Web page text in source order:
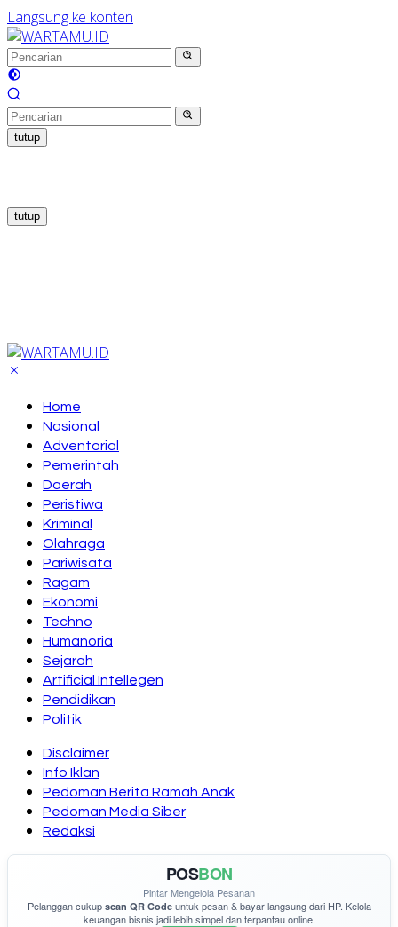
Langsung ke konten
tutup
tutup
Home
Nasional
Adventorial
Pemerintah
Daerah
Peristiwa
Kriminal
Olahraga
Pariwisata
Ragam
Ekonomi
Techno
Humanoria
Sejarah
Artificial Intellegen
Pendidikan
Politik
Disclaimer
Info Iklan
Pedoman Berita Ramah Anak
Pedoman Media Siber
Redaksi
POSBON
Pintar Mengelola Pesanan
Pelanggan cukup scan QR Codeuntuk pesan & bayar langsung dari HP. Kelola
keuangan bisnis jadi lebih simpel dan terpantau online.